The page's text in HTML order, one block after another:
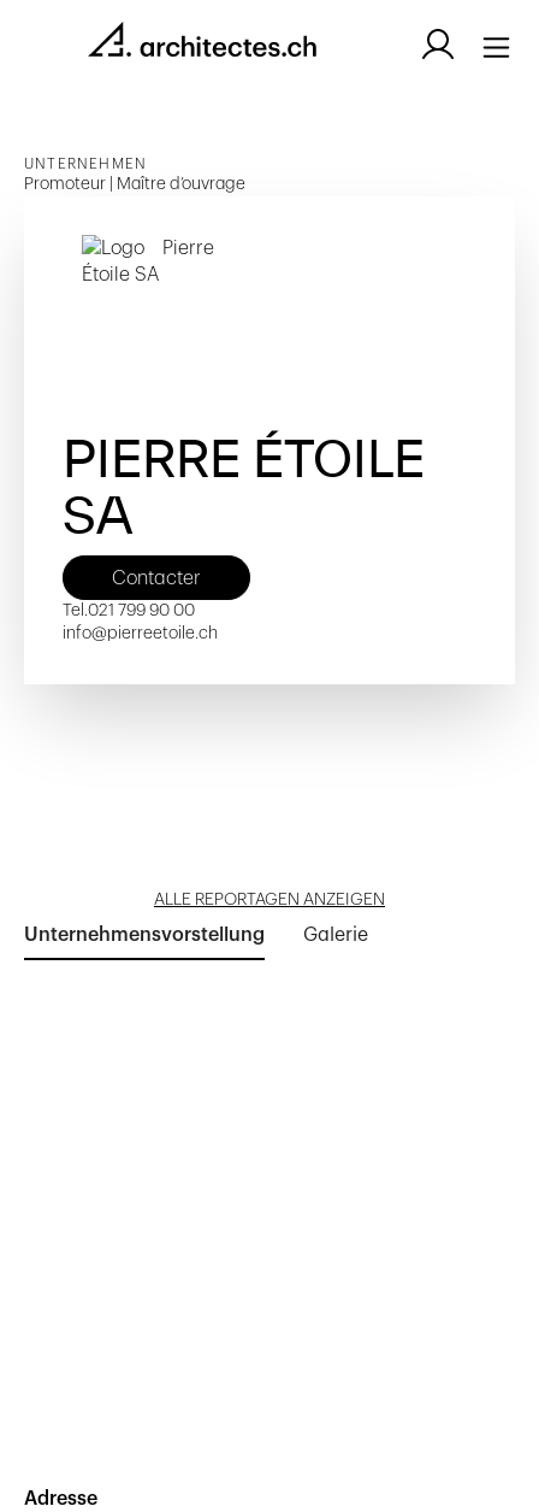
UNTERNEHMEN
Promoteur | Maître d’ouvrage
PIERRE ÉTOILE
SA
Contacter
Tel.021 799 90 00
info@pierreetoile.ch
ALLE REPORTAGEN ANZEIGEN
Unternehmensvorstellung Galerie
Adresse